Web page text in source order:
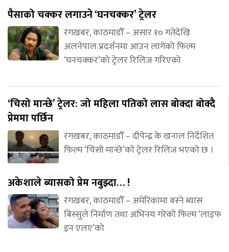
पैसाको चक्कर लगाउने ‘घनचक्कर’ ट्रेलर
रंगखबर, काठमाडौँ – असार १० गतेदेखि
अलनेपाल प्रदर्शनमा आउन लागेको फिल्म
‘घनचक्कर’को ट्रेलर रिलिज गरिएको
‘चिसो मान्छे’ ट्रेलर: जो महिला पतिको लास बोक्दा बोक्दै
प्रेममा पर्छिन
रंगखबर, काठमाडौँ – दीपेन्द्र के खनाल निर्देशित
फिल्म ‘चिसो मान्छे’को ट्रेलर रिलिज भएको छ ।
अकेशाले ब्यासको प्रेम नबुझ्दा… !
रंगखबर, काठमाडौँ – अमेरिकामा बस्ने ब्यास
बिस्सुले निर्माण तथा अभिनय गरेको फिल्म ‘लाइफ
इन एलए’को